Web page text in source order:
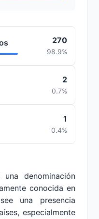
270
98.9%
2
0.7%
1
0.4%
denominación
conocida en
una presencia
especialmente